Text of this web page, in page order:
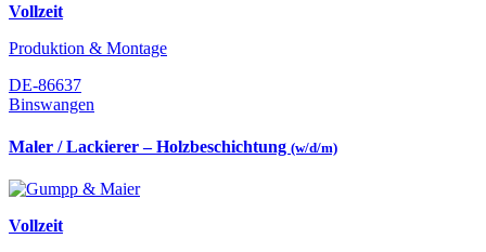
Vollzeit
Produktion & Montage
DE-86637
Binswangen
Maler / Lackierer – Holzbeschichtung (w/d/m)
Vollzeit